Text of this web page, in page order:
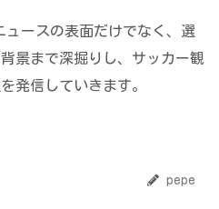
ースの表面だけでなく、選
景まで深掘りし、サッカー観
発信していきます。
pepe